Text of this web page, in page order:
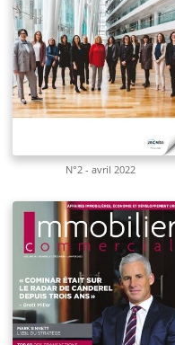
N°2 - avril 2022